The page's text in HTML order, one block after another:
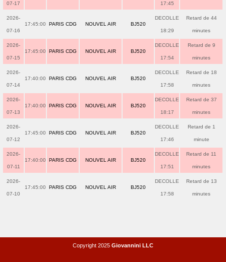
07-17 17:45
2026-
07-16
17:45:00 PARIS CDG NOUVEL AIR BJ520
DECOLLE
18:29
Retard de 44
minutes
2026-
07-15
17:45:00 PARIS CDG NOUVEL AIR BJ520
DECOLLE
17:54
Retard de 9
minutes
2026-
07-14
17:40:00 PARIS CDG NOUVEL AIR BJ520
DECOLLE
17:58
Retard de 18
minutes
2026-
07-13
17:40:00 PARIS CDG NOUVEL AIR BJ520
DECOLLE
18:17
Retard de 37
minutes
2026-
07-12
17:45:00 PARIS CDG NOUVEL AIR BJ520
DECOLLE
17:46
Retard de 1
minute
2026-
07-11
17:40:00 PARIS CDG NOUVEL AIR BJ520
DECOLLE
17:51
Retard de 11
minutes
2026-
07-10
17:45:00 PARIS CDG NOUVEL AIR BJ520
DECOLLE
17:58
Retard de 13
minutes
Copyright 2025 Giovannini LLC